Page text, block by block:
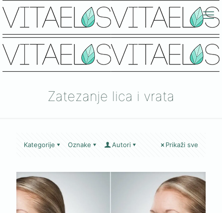
Zatezanje lica i vrata
Kategorije Oznake Autori Prikaži sve